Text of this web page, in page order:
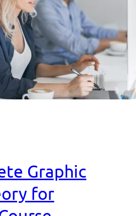
Graphic
for